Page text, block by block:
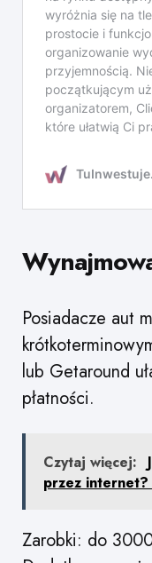
Posiadacze aut
lub Getaround
płatności.
Czytaj więcej:
przez
Zarobki: do